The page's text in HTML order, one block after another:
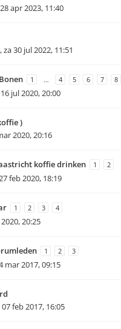
apr 2023, 11:40
,za 30 jul 2022, 11:51
1 … 4 5 6 7 8
jul 2020, 20:00
)
2020, 20:16
koffie drinken 1 2
feb 2020, 18:19
1 2 3 4
20:25
1 2 3
mar 2017, 09:15
feb 2017, 16:05